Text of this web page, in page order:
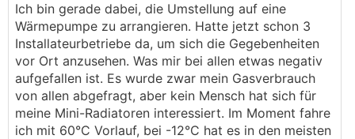
Ich bin gerade dabei, die Umstellung auf eine
Wärmepumpe zu arrangieren. Hatte jetzt schon 3
Installateurbetriebe da, um sich die Gegebenheiten
vor Ort anzusehen. Was mir bei allen etwas negativ
aufgefallen ist. Es wurde zwar mein Gasverbrauch
von allen abgefragt, aber kein Mensch hat sich für
meine Mini-Radiatoren interessiert. Im Moment fahre
ich mit 60°C Vorlauf, bei -12°C hat es in den meisten